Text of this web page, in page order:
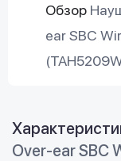
Обзор
ear SBC
Over-ear SBC